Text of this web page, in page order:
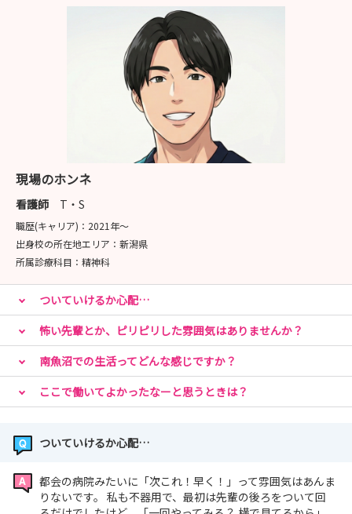
#奨学金は全額補助！！
#県外からの就職で最大80万円の補助制度アリ♪
#ここ最近「推し活休暇制度（リフレッシュ休暇）」を始
#2交代制でプライベートも充実♪
---------------------------------------------------
当院は「新卒看護師への個別教育と思いやり」で日本一を
目指し、日々職場環境をアップデートしています♪
★「焦らなくていい」が合言葉♪
★個別にゆっくり成長できる安心のサポート体制
▼「個別にゆっくり」だから続けられる
～あなただけの成長スピードで～
みんな同じ速さで進む必要はありません。持続可能な教育
体制で、焦らず着実にスキルを身につけていけます。
～悩みはすぐに共有～
リアの悩みなど、心の中に溜め込まずに話せる場がありま
～先輩がいつもそばに～
現場のホンネ
看護師 T・S
職歴(キャリア)： 2021年〜
出身校の所在地エリア： 新潟県
所属診療科目： 精神科
ついていけるか心配…
怖い先輩とか、ピリピリした雰囲気はありませんか？
南魚沼での生活ってどんな感じですか？
ここで働いてよかったなーと思うときは？
ついていけるか心配…
都会の病院みたいに「次これ！早く！」って雰囲気はあんま
りないです。 私も不器用で、最初は先輩の後ろをついて回